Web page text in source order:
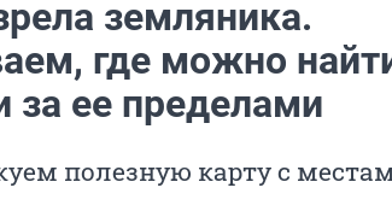
земляника.
где можно
ее пределами
полезную карту с